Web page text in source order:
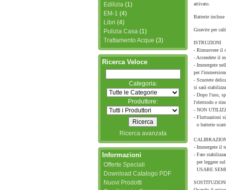
attivato.
Batterie incluse
Giravite per
ISTRUZIONI
- Rimuovere il
- Accendete il
- Immergete
per
- Scuotete
si sarà
- Dopo l'uso,
l'elettrodo e
- NON
- Fluttuazioni
o batterie
- Immergete il
- Fate
per leggere
USARE
Edilizia (1)
EM-1 (4)
Libri (4)
Pulizia Casa (1)
Trattamento Acque (3)
Ricerca Veloce
Categoria:
Produttore:
Ricerca avanzata
Informazioni
Offerte Speciali
Download Catalogo PDF
Nuovi Prodotti